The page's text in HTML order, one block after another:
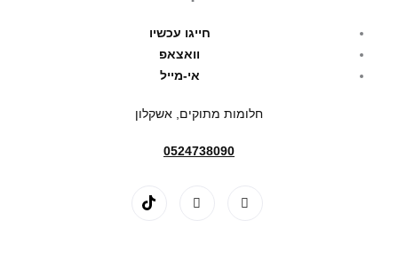
חייגו עכשיו
וואצאפ
אי-מייל
חלומות מתוקים, אשקלון
0524738090